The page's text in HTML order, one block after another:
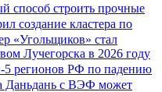
строить прочные
создание кластера по
«Угольщиков» стал
Лучегорска в 2026 году
5 регионов РФ по падению
Даньдань с ВЭФ может